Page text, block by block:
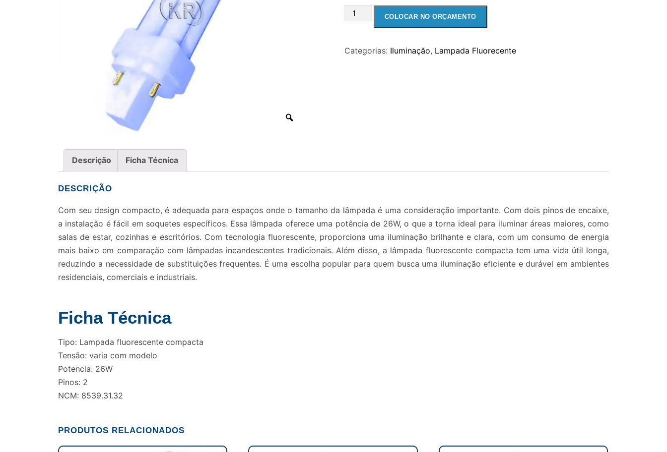
LAMPADA
FLUORESCENTE
26W
COLOCAR NO ORÇAMENTO
Categorias: Iluminação, Lampada Fluorecente
Descrição Ficha Técnica
DESCRIÇÃO
Com seu design compacto, é adequada para espaços onde o tamanho da lâmpada é uma consideração importante. Com dois pinos de encaixe,
a instalação é fácil em soquetes específicos. Essa lâmpada oferece uma potência de 26W, o que a torna ideal para iluminar áreas maiores, como
salas de estar, cozinhas e escritórios. Com tecnologia fluorescente, proporciona uma iluminação brilhante e clara, com um consumo de energia
mais baixo em comparação com lâmpadas incandescentes tradicionais. Além disso, a lâmpada fluorescente compacta tem uma vida útil longa,
reduzindo a necessidade de substituições frequentes. É uma escolha popular para quem busca uma iluminação eficiente e durável em ambientes
residenciais, comerciais e industriais.
Ficha Técnica
Tipo: Lampada fluorescente compacta
Tensão: varia com modelo
Potencia: 26W
Pinos: 2
NCM: 8539.31.32
PRODUTOS RELACIONADOS